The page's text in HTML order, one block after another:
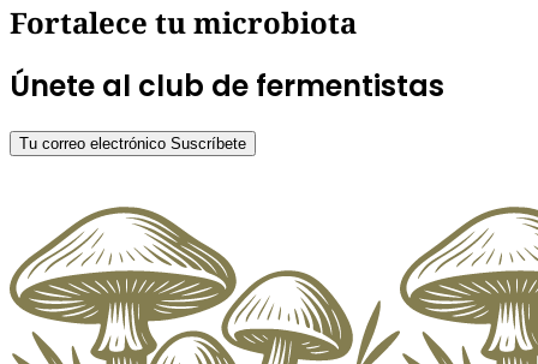
Fortalece tu microbiota
Únete al club de fermentistas
Tu correo electrónico Suscríbete